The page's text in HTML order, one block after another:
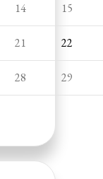
14 15
21 22
28 29